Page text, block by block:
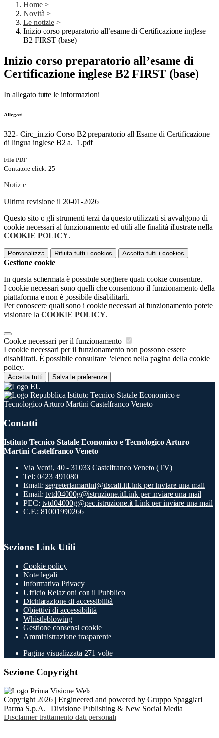
Home >
Novità >
Le notizie >
Inizio corso preparatorio all’esame di Certificazione inglese
B2 FIRST (base)
Inizio corso preparatorio all’esame di
Certificazione inglese B2 FIRST (base)
In allegato tutte le informazioni
Allegati
322- Circ_inizio Corso B2 preparatorio all Esame di Certificazione
di lingua inglese B2 a._1.pdf
File PDF
Contatore click: 25
Notizie
Ultima revisione il 20-01-2026
Questo sito o gli strumenti terzi da questo utilizzati si avvalgono di
cookie necessari al funzionamento ed utili alle finalità illustrate nella
COOKIE POLICY.
Personalizza Rifiuta tutti i cookies Accetta tutti i cookies
Gestione cookie
In questa schermata è possibile scegliere quali cookie consentire.
I cookie necessari sono quelli che consentono il funzionamento della
piattaforma e non è possibile disabilitarli.
Per conoscere quali sono i cookie necessari al funzionamento potete
visionare la COOKIE POLICY.
Cookie necessari per il funzionamento
I cookie necessari per il funzionamento non possono essere
disabilitati. È possibile consultare l'elenco nella pagina della cookie
policy.
Accetta tutti Salva le preferenze
Istituto Tecnico Statale Economico e
Tecnologico Arturo Martini Castelfranco Veneto
Contatti
Istituto Tecnico Statale Economico e Tecnologico Arturo
Martini Castelfranco Veneto
Via Verdi, 40 - 31033 Castelfranco Veneto (TV)
Tel: 0423 491080
Email: segreteriamartini@tiscali.itLink per inviare una mail
Email: tvtd04000g@istruzione.itLink per inviare una mail
PEC: tvtd04000g@pec.istruzione.it Link per inviare una mail
C.F.: 81001990266
Sezione Link Utili
Cookie policy
Note legali
Informativa Privacy
Ufficio Relazioni con il Pubblico
Dichiarazione di accessibilità
Obiettivi di accessibilità
Whistleblowing
Gestione consensi cookie
Amministrazione trasparente
Pagina visualizzata 271 volte
Sezione Copyright
Copyright 2026 | Engineered and powered by Gruppo Spaggiari
Parma S.p.A. | Divisione Publishing & New Social Media
Disclaimer trattamento dati personali